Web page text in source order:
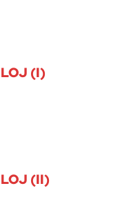
(I)
(II)